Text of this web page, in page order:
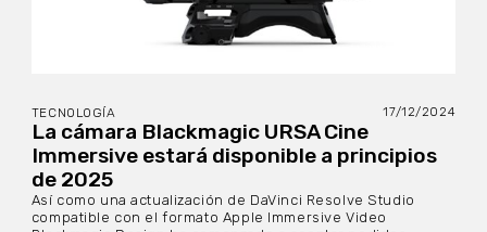
TECNOLOGÍA 17/12/2024
La cámara Blackmagic URSA Cine
Immersive estará disponible a principios
de 2025
Así como una actualización de DaVinci Resolve Studio
compatible con el formato Apple Immersive Video